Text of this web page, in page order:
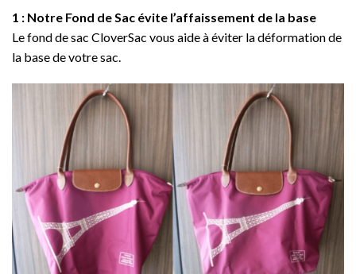
1 : Notre Fond de Sac évite l’affaissement de la base
Le fond de sac CloverSac vous aide à éviter la déformation de
la base de votre sac.